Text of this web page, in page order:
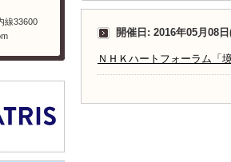
開催日: 2016年05月08
ＮＨＫハートフォーラム「
線33600